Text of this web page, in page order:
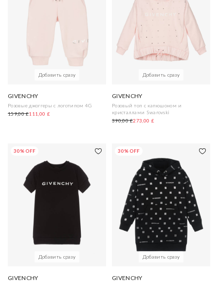
Добавить сразу
GIVENCHY
Розовые джоггеры с логотипом 4G
159,00 £111,00 £
Добавить сразу
GIVENCHY
Розовый топ с капюшоном и
кристаллами Swarovski
390,00 £273,00 £
30% OFF
Добавить сразу
GIVENCHY
30% OFF
Добавить сразу
GIVENCHY